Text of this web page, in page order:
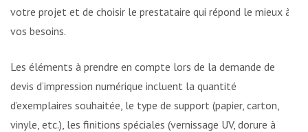
votre projet et de choisir le prestataire qui répond le mieux à
vos besoins.
Les éléments à prendre en compte lors de la demande de
devis d’impression numérique incluent la quantité
d’exemplaires souhaitée, le type de support (papier, carton,
vinyle, etc.), les finitions spéciales (vernissage UV, dorure à